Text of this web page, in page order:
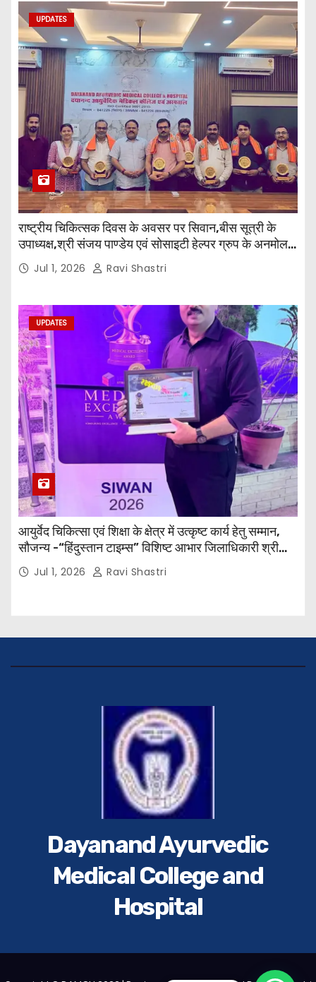
UPDATES
राष्ट्रीय चिकित्सक दिवस के अवसर पर सिवान,बीस सूत्री के
उपाध्यक्ष,श्री संजय पाण्डेय एवं सोसाइटी हेल्पर ग्रुप के अनमोल
जी तथा इनर व्हील क्लब की अध्यक्षा श्रीमती आरती अलोक वर्मा
एवं उनकी टीम द्वारा महाविद्यालय के प्राचार्य डॉ. सुधांशु शेखर
Jul 1, 2026 Ravi Shastri
UPDATES
आयुर्वेद चिकित्सा एवं शिक्षा के क्षेत्र में उत्कृष्ट कार्य हेतु सम्मान,
सौजन्य -“हिंदुस्तान टाइम्स” विशिष्ट आभार जिलाधिकारी श्री
विवेक रंजन मैत्रेय (भा०प्र० से०), आरक्षी अधीक्षक श्री पूरन झा
(भा०पु०से०) सिविल सर्जन, सिवान एवं ब्यूरो चीफ श्री नीरज
Jul 1, 2026 Ravi Shastri
Dayanand Ayurvedic
Medical College and
Hospital